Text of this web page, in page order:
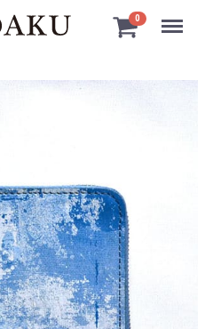
0 Menu